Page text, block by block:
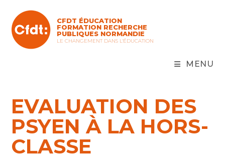
content
CFDT ÉDUCATION
FORMATION RECHERCHE
PUBLIQUES NORMANDIE
LE CHANGEMENT DANS L'ÉDUCATION
MENU
EVALUATION DES
PSYEN À LA HORS-
CLASSE